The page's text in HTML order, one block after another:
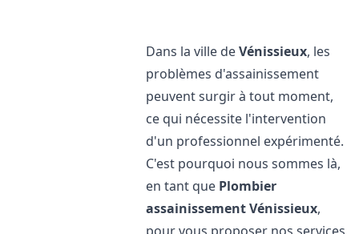
Dans la ville deVénissieux, les
problèmes d'assainissement
peuvent surgir à tout moment,
ce qui nécessite l'intervention
d'un professionnel expérimenté.
C'est pourquoi nous sommes là,
en tant que Plombier
assainissementVénissieux,